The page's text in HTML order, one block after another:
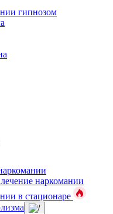
гипнозом
наркомании
в стационаре